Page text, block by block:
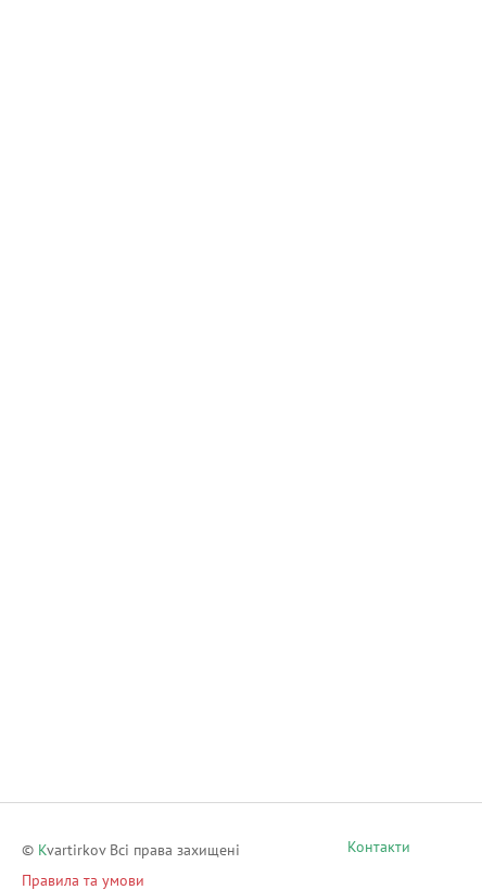
© Kvartirkov Всі права захищені
Правила та умови
Контакти